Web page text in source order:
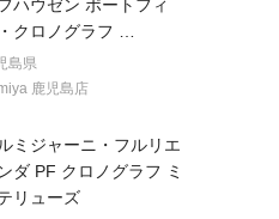
ハウゼン ポートフィ
クロノグラフ
島県
鹿児島店
ミジャーニ・フルリエ
ダ PF クロノグラフ ミ
リューズ